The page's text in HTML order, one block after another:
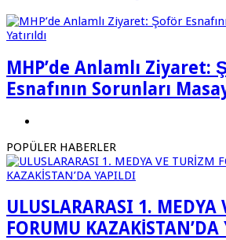
MHP’de Anlamlı Ziyaret:
Esnafının Sorunları
POPÜLER HABERLER
ULUSLARARASI 1. MEDYA
FORUMU